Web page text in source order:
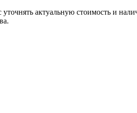
актуальную стоимость и